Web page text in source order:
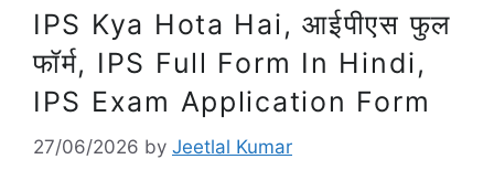
IPS Kya Hota Hai, आईपीएस फुल
फॉर्म, IPS Full Form In Hindi,
IPS Exam Application Form
27/06/2026 by Jeetlal Kumar